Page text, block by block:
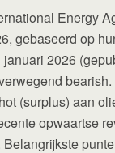
Energy
gebaseerd op
2026
(surplus) aan
opwaartse